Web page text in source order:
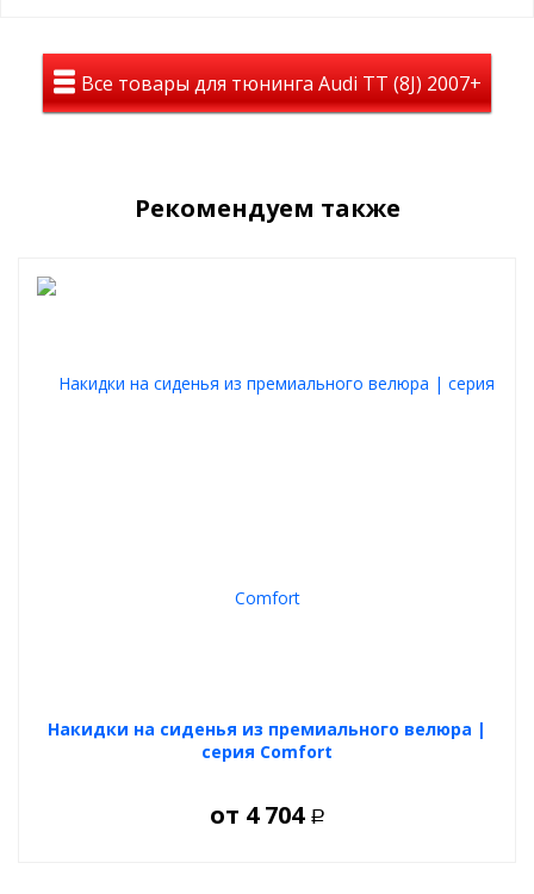
любое время года.
Элегантный внешний вид
Комфорт 365 дней в году
Высокое качество и надежность
Функциональные преимущества
устанавливаются всего за 5 минут без необходимости
использования инструментов.
Все товары для тюнинга Audi TT (8J) 2007+
Рекомендуем также
Накидки на сиденья из премиального велюра |
серия Comfort
от 4 704 Р